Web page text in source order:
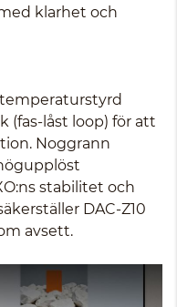
klarhet och
temperaturstyrd
(fas-låst loop) för att
Noggrann
stabilitet och
DAC-Z10
avsett.